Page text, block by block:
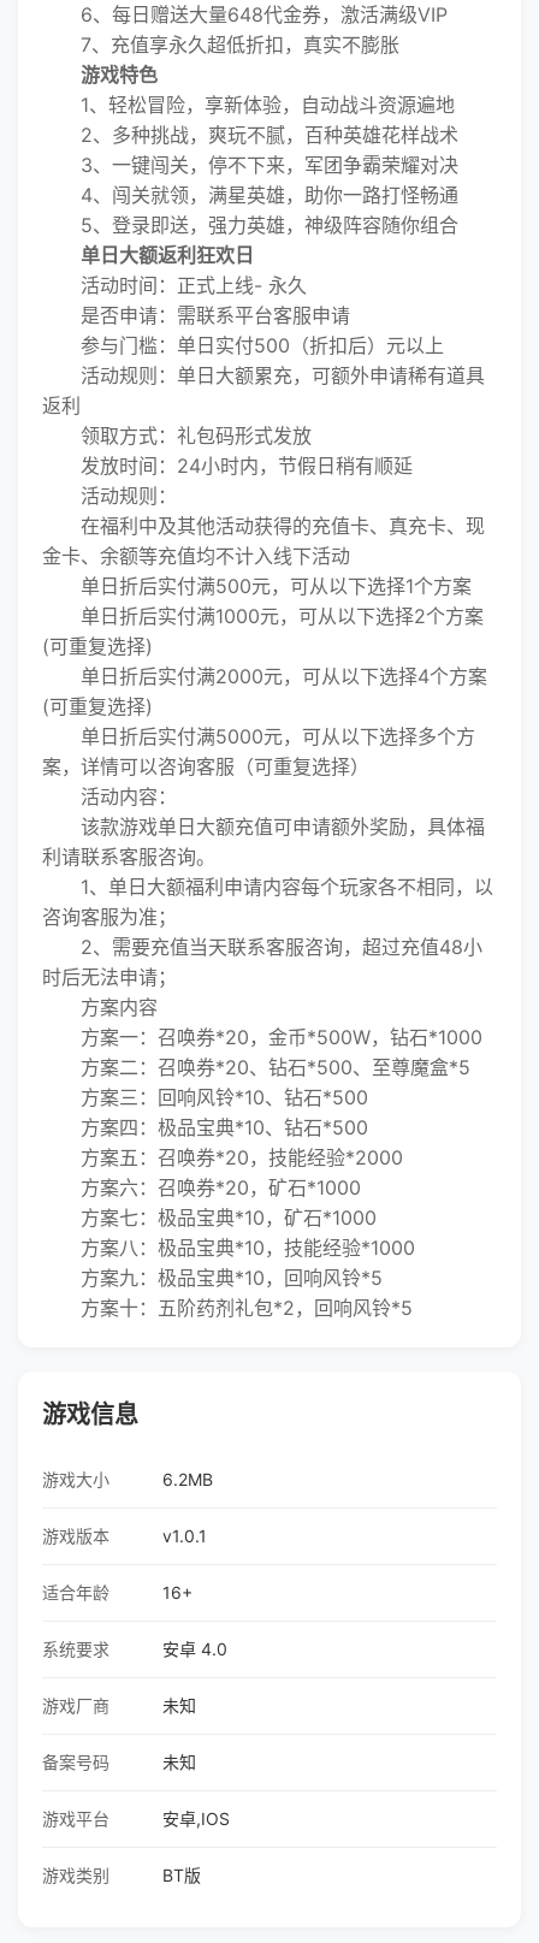
6、每日赠送大量648代金券，激活满级VIP
7、充值享永久超低折扣，真实不膨胀
游戏特色
1、轻松冒险，享新体验，自动战斗资源遍地
2、多种挑战，爽玩不腻，百种英雄花样战术
3、一键闯关，停不下来，军团争霸荣耀对决
4、闯关就领，满星英雄，助你一路打怪畅通
5、登录即送，强力英雄，神级阵容随你组合
单日大额返利狂欢日
活动时间：正式上线- 永久
是否申请：需联系平台客服申请
参与门槛：单日实付500（折扣后）元以上
活动规则：单日大额累充，可额外申请稀有道具
返利
领取方式：礼包码形式发放
发放时间：24小时内，节假日稍有顺延
活动规则：
在福利中及其他活动获得的充值卡、真充卡、现
金卡、余额等充值均不计入线下活动
单日折后实付满500元，可从以下选择1个方案
单日折后实付满1000元，可从以下选择2个方案
(可重复选择)
单日折后实付满2000元，可从以下选择4个方案
(可重复选择)
单日折后实付满5000元，可从以下选择多个方
案，详情可以咨询客服（可重复选择）
活动内容：
该款游戏单日大额充值可申请额外奖励，具体福
利请联系客服咨询。
1、单日大额福利申请内容每个玩家各不相同，以
咨询客服为准；
2、需要充值当天联系客服咨询，超过充值48小
时后无法申请；
方案内容
方案一：召唤券*20，金币*500W，钻石*1000
方案二：召唤券*20、钻石*500、至尊魔盒*5
方案三：回响风铃*10、钻石*500
方案四：极品宝典*10、钻石*500
方案五：召唤券*20，技能经验*2000
方案六：召唤券*20，矿石*1000
方案七：极品宝典*10，矿石*1000
方案八：极品宝典*10，技能经验*1000
方案九：极品宝典*10，回响风铃*5
方案十：五阶药剂礼包*2，回响风铃*5
游戏信息
游戏大小 6.2MB
游戏版本 v1.0.1
适合年龄 16+
系统要求 安卓 4.0
游戏厂商 未知
备案号码 未知
游戏平台 安卓,IOS
游戏类别 BT版